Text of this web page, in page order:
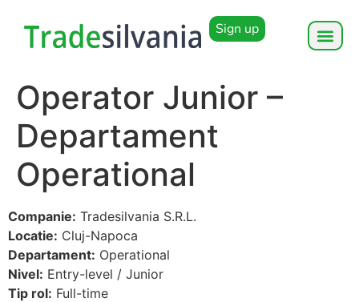
Sign up
Operator Junior –
Departament
Operational
Companie: Tradesilvania S.R.L.
Locatie: Cluj-Napoca
Departament: Operational
Nivel: Entry-level / Junior
Tip rol: Full-time